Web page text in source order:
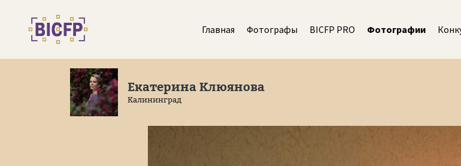
Главная Фотографы BICFP PRO Фотографии
Екатерина Клюянова
Калининград